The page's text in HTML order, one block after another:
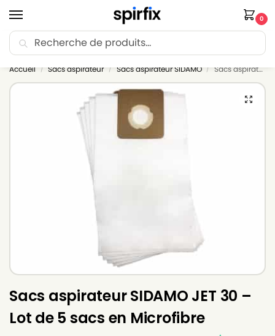
0
🚚 Livraison Point Relais offerte dès 30€ d’achat.
Accueil / Sacs aspirateur / Sacs aspirateur SIDAMO / Sacs aspirateur SIDAMO JET 30 – Lot de 5 sacs en Microfibre
Sacs aspirateur SIDAMO JET 30 –
Lot de 5 sacs en Microfibre